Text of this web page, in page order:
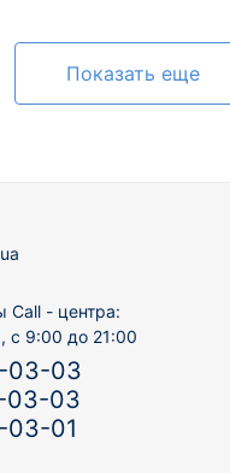
Показать еще
Call - центра:
с 9:00 до 21:00
03-03
03-03
03-01